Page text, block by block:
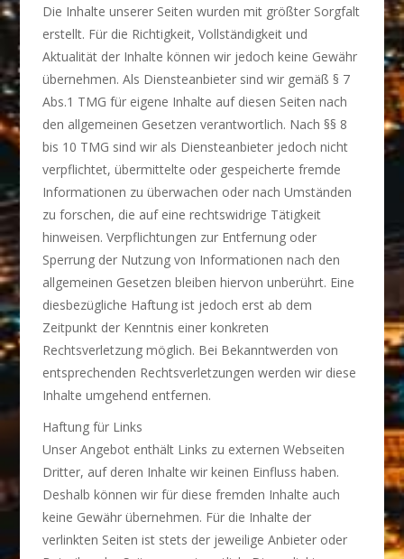
Die Inhalte unserer Seiten wurden mit größter Sorgfalt
erstellt. Für die Richtigkeit, Vollständigkeit und
Aktualität der Inhalte können wir jedoch keine Gewähr
übernehmen. Als Diensteanbieter sind wir gemäß § 7
Abs.1 TMG für eigene Inhalte auf diesen Seiten nach
den allgemeinen Gesetzen verantwortlich. Nach §§ 8
bis 10 TMG sind wir als Diensteanbieter jedoch nicht
verpflichtet, übermittelte oder gespeicherte fremde
Informationen zu überwachen oder nach Umständen
zu forschen, die auf eine rechtswidrige Tätigkeit
hinweisen. Verpflichtungen zur Entfernung oder
Sperrung der Nutzung von Informationen nach den
allgemeinen Gesetzen bleiben hiervon unberührt. Eine
diesbezügliche Haftung ist jedoch erst ab dem
Zeitpunkt der Kenntnis einer konkreten
Rechtsverletzung möglich. Bei Bekanntwerden von
entsprechenden Rechtsverletzungen werden wir diese
Inhalte umgehend entfernen.
Haftung für Links
Unser Angebot enthält Links zu externen Webseiten
Dritter, auf deren Inhalte wir keinen Einfluss haben.
Deshalb können wir für diese fremden Inhalte auch
keine Gewähr übernehmen. Für die Inhalte der
verlinkten Seiten ist stets der jeweilige Anbieter oder